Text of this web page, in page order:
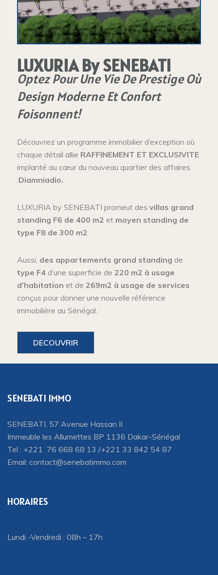
LUXURIA By SENEBATI
Optez Pour Une Vie De Prestige Où
Design Moderne Et Confort
Foisonnent!
Découvrez un programme immobilier d’exception où
chaque détail allie RAFFINEMENT ET EXCLUSIVITE
implanté au cœur du nouveau quartier des affaires
:Diamniadio.
LUXURIA by SENEBATI promeut des villas grand
standing F6 de 400 m2 et moyen standing de
type F8 de 300 m2 .
Aussi, des appartements grand standing de
type F4 d’une superficie de 220 m2 à usage
d’habitation et de 269m2 à usage de services
conçus pour donner une nouvelle référence
immobilière au Sénégal.
DECOUVRIR
SENEBATI IMMO
SENEBATI, 57 Avenue Hassan II
Immeuble les Allumettes BP 1136 Dakar-Sénégal
Tel : +221 76 668 68 13 /+221 33 842 54 87
Email: contact@senebatimmo.com
HORAIRES
Lundi -Vendredi : 08h – 17h